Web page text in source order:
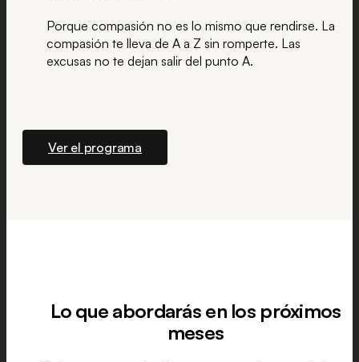
Porque compasión no es lo mismo que rendirse. La
compasión te lleva de A a Z sin romperte. Las
excusas no te dejan salir del punto A.
Ver el programa
Lo que abordarás en los próximos
meses